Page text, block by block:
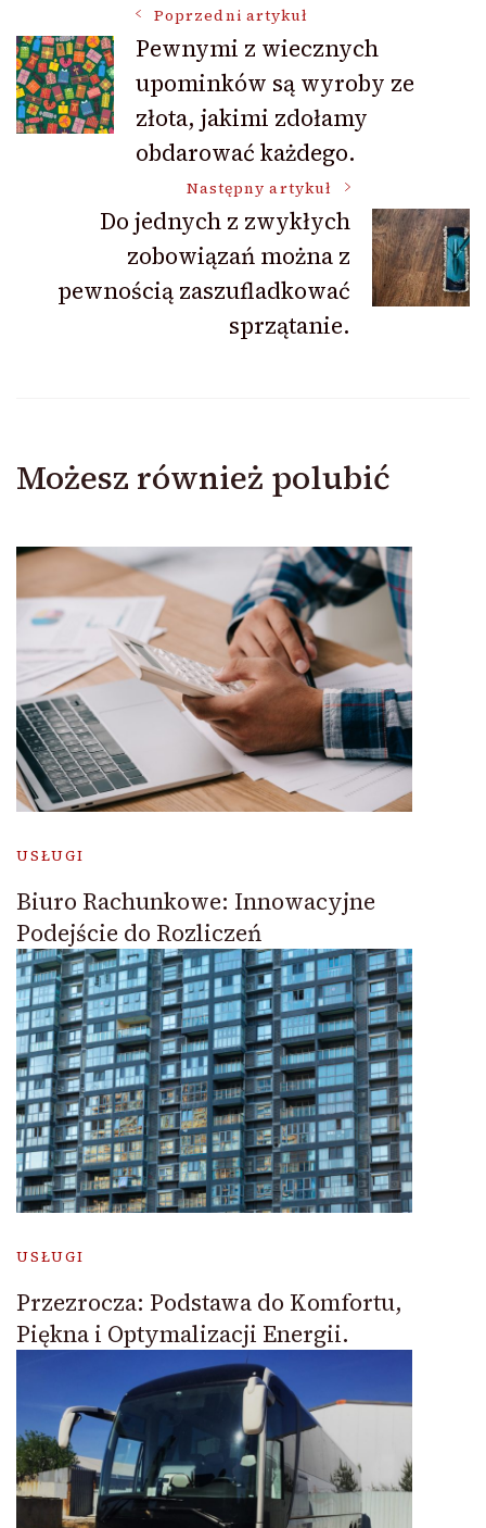
Nawigacja
wpisu
Poprzedni artykuł
Pewnymi z wiecznych
upominków są wyroby ze
złota, jakimi zdołamy
obdarować każdego.
Następny artykuł
Do jednych z zwykłych
zobowiązań można z
pewnością zaszufladkować
sprzątanie.
Możesz również polubić
USŁUGI
Biuro Rachunkowe: Innowacyjne
Podejście do Rozliczeń
USŁUGI
Przezrocza: Podstawa do Komfortu,
Piękna i Optymalizacji Energii.